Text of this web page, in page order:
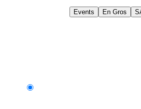
Events En Gros